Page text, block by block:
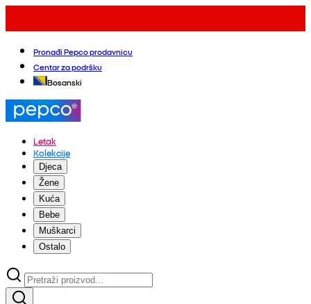
Pronađi Pepco prodavnicu
Centar za podršku
Bosanski
Letak
Kolekcije
Djeca
Žene
Kuća
Bebe
Muškarci
Ostalo